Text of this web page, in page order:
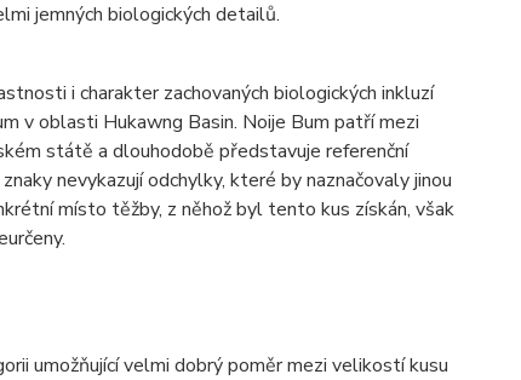
jemných biologických detailů.
i charakter zachovaných biologických inkluzí
v oblasti Hukawng Basin. Noije Bum patří mezi
státě a dlouhodobě představuje referenční
nevykazují odchylky, které by naznačovaly jinou
místo těžby, z něhož byl tento kus získán, však
umožňující velmi dobrý poměr mezi velikostí kusu